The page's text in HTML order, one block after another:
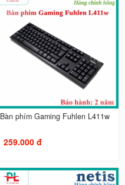
Bàn phím Gaming Fuhlen L411w
259.000 đ